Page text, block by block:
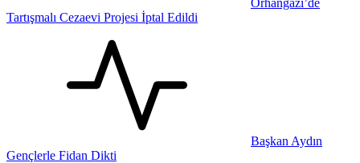
Orhangazi’de
Tartışmalı Cezaevi Projesi İptal Edildi
Başkan Aydın
Gençlerle Fidan Dikti